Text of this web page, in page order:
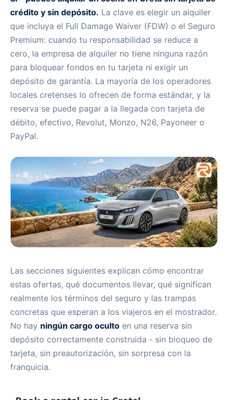
Alquiler de coches en Creta sin tarjeta de crédito ni
depósito
crédito y sin depósito. La clave es elegir un alquiler
que incluya el Full Damage Waiver (FDW) o el Seguro
Premium: cuando tu responsabilidad se reduce a
cero, la empresa de alquiler no tiene ninguna razón
para bloquear fondos en tu tarjeta ni exigir un
depósito de garantía. La mayoría de los operadores
locales cretenses lo ofrecen de forma estándar, y la
reserva se puede pagar a la llegada con tarjeta de
débito, efectivo, Revolut, Monzo, N26, Payoneer o
PayPal.
Las secciones siguientes explican cómo encontrar
estas ofertas, qué documentos llevar, qué significan
realmente los términos del seguro y las trampas
concretas que esperan a los viajeros en el mostrador.
No hay ningún cargo oculto en una reserva sin
depósito correctamente construida - sin bloqueo de
tarjeta, sin preautorización, sin sorpresa con la
franquicia.